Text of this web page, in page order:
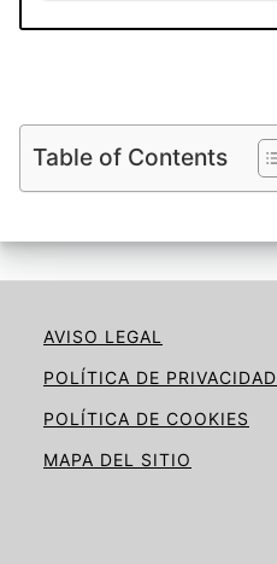
Table of Contents
AVISO LEGAL
POLÍTICA DE PRIVACIDAD
POLÍTICA DE COOKIES
MAPA DEL SITIO